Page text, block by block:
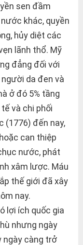
sen đầm
khác, quyền
hủy diệt các
lãnh thổ. Mỹ
đẳng đối với
da đen và
ở đó 5% tầng
và chi phối
(1776) đến nay,
can thiệp
nước, phát
xâm lược. Máu
thế giới đã xây
nay.
lợi ích quốc gia
nhưng ngày
ngày càng trở